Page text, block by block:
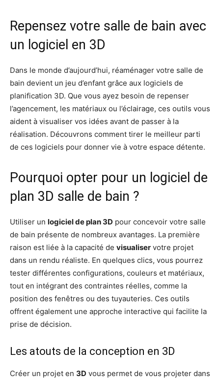
Repensez votre salle de bain avec
un logiciel en 3D
Dans le monde d’aujourd’hui, réaménager votre salle de
bain devient un jeu d’enfant grâce aux logiciels de
planification 3D. Que vous ayez besoin de repenser
l’agencement, les matériaux ou l’éclairage, ces outils vous
aident à visualiser vos idées avant de passer à la
réalisation. Découvrons comment tirer le meilleur parti
de ces logiciels pour donner vie à votre espace détente.
Pourquoi opter pour un logiciel de
plan 3D salle de bain ?
Utiliser un logiciel de plan 3D pour concevoir votre salle
de bain présente de nombreux avantages. La première
raison est liée à la capacité de visualiser votre projet
dans un rendu réaliste. En quelques clics, vous pourrez
tester différentes configurations, couleurs et matériaux,
tout en intégrant des contraintes réelles, comme la
position des fenêtres ou des tuyauteries. Ces outils
offrent également une approche interactive qui facilite la
prise de décision.
Les atouts de la conception en 3D
Créer un projet en 3D vous permet de vous projeter dans